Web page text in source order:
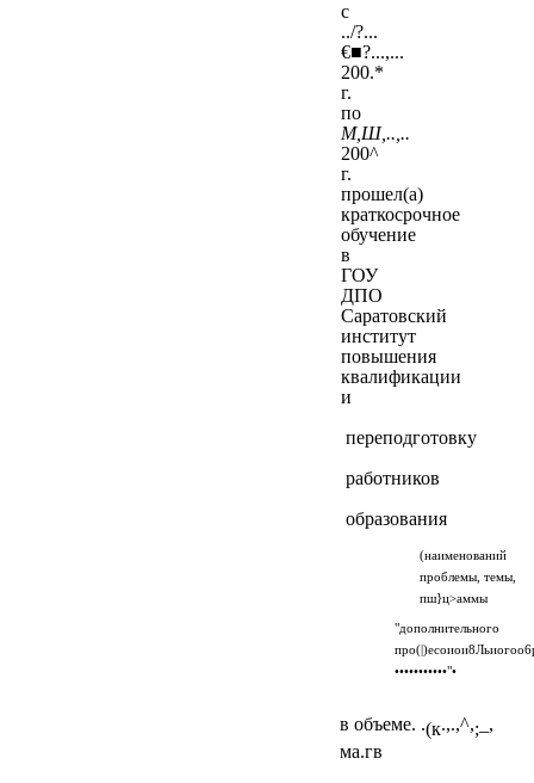
с
../?...
€■?...,...
200.*
г.
по
М,Ш,..,..
200^
г.
прошел(а)
краткосрочное
обучение
в
ГОУ
ДПО
Саратовский
институт
повышения
квалификации
и
переподготовку
работников
образования
(наименований
проблемы, темы,
пш}ц>аммы
"дополнительного
•••••••••••"•
в объеме. .(к.,.,^,; _,
ма.гв